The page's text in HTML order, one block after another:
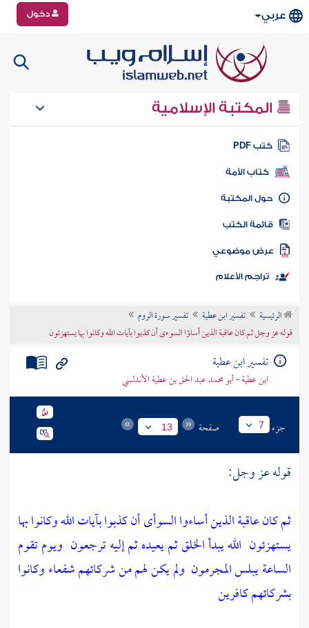
عربي دخول
المكتبة الإسلامية
كتب PDF
كتاب الأمة
المكتبة
الكتب
موضوعي
تراجم الأعلام
الرئيسية تفسير ابن عطية
تفسير سورة الروم
قوله عز وجل ثم كان عاقبة الذين أساؤا السوءى أن كذبوا بآيات الله وكانوا بها يستهزئون
تفسير ابن عطية
ابن عطية - أبو محمد عبد الحق بن عطية الأندلسي
جزء 7 صفحة 13
قوله عز وجل:
ثم كان عاقبة الذين أساءوا السوأى أن كذبوا بآيات الله وكانوا بها
يستهزئون الله يبدأ الخلق ثم يعيده ثم إليه ترجعون ويوم تقوم
الساعة يبلس المجرمون ولم يكن لهم من شركائهم شفعاء وكانوا
بشركائهم كافرين